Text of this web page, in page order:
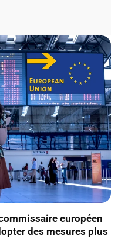
européen
des mesures plus